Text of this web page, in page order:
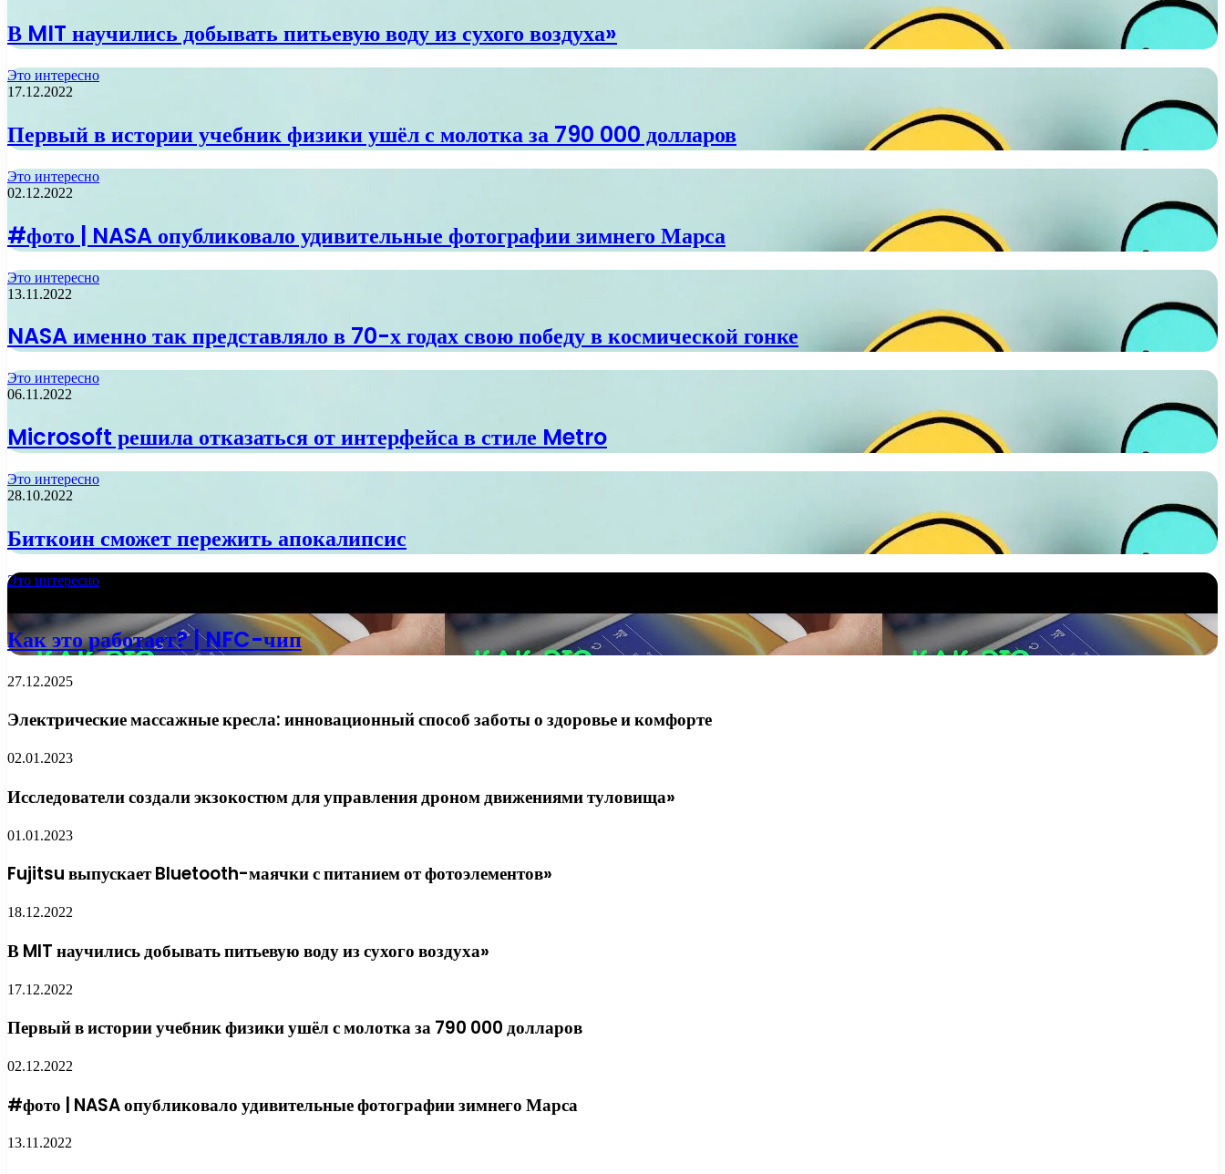
В MIT научились добывать питьевую воду из сухого воздуха»
Это интересно
17.12.2022
Первый в истории учебник физики ушёл с молотка за 790 000 долларов
Это интересно
02.12.2022
#фото | NASA опубликовало удивительные фотографии зимнего Марса
Это интересно
13.11.2022
NASA именно так представляло в 70-х годах свою победу в космической гонке
Это интересно
06.11.2022
Microsoft решила отказаться от интерфейса в стиле Metro
Это интересно
28.10.2022
Биткоин сможет пережить апокалипсис
Это интересно
Как это работает? | NFC-чип
27.12.2025
Электрические массажные кресла: инновационный способ заботы о здоровье и комфорте
02.01.2023
Исследователи создали экзокостюм для управления дроном движениями туловища»
01.01.2023
Fujitsu выпускает Bluetooth-маячки с питанием от фотоэлементов»
18.12.2022
В MIT научились добывать питьевую воду из сухого воздуха»
17.12.2022
Первый в истории учебник физики ушёл с молотка за 790 000 долларов
02.12.2022
#фото | NASA опубликовало удивительные фотографии зимнего Марса
13.11.2022